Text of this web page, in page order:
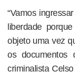
“Vamos
liberdade
objeto uma vez
os documentos
criminalista